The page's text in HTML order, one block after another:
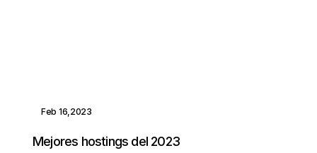
Feb 16,2023
Mejores hostings del 2023